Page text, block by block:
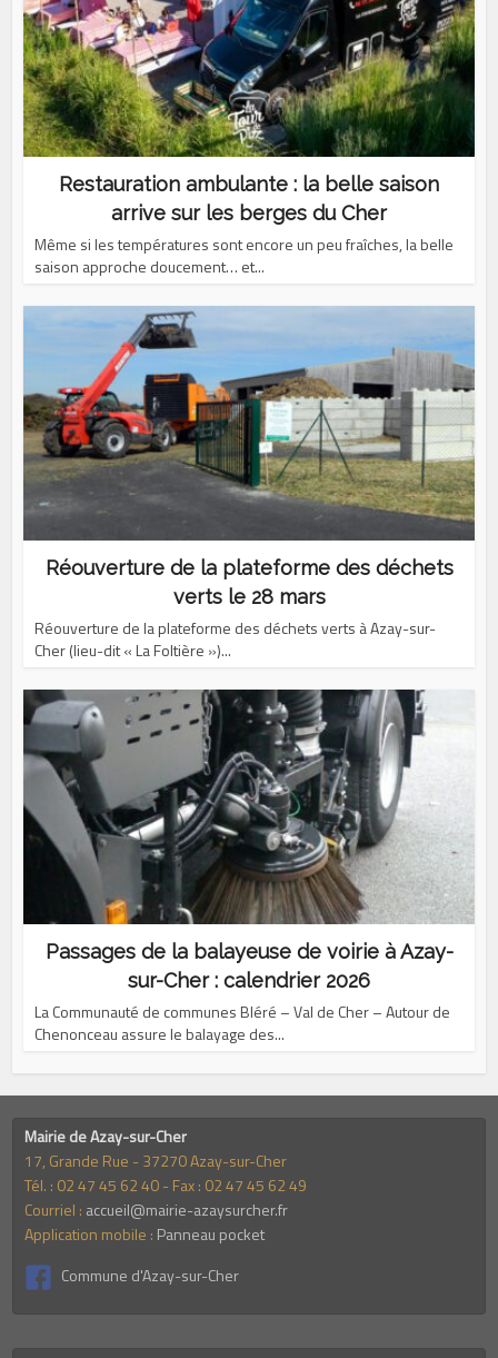
Restauration ambulante : la belle saison
arrive sur les berges du Cher
Même si les températures sont encore un peu fraîches, la belle
saison approche doucement… et...
Réouverture de la plateforme des déchets
verts le 28 mars
Réouverture de la plateforme des déchets verts à Azay-sur-
Cher (lieu-dit « La Foltière »)...
Passages de la balayeuse de voirie à Azay-
sur-Cher : calendrier 2026
La Communauté de communes Bléré – Val de Cher – Autour de
Chenonceau assure le balayage des...
Mairie de Azay-sur-Cher
17, Grande Rue - 37270 Azay-sur-Cher
Tél. : 02 47 45 62 40 - Fax : 02 47 45 62 49
Courriel : accueil@mairie-azaysurcher.fr
Application mobile : Panneau pocket
Commune d'Azay-sur-Cher